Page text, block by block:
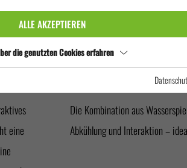
IN TIROL
IN
eine
Die Kombination aus
Abkühlung und Interaktion –
ALLE AKZEPTIEREN
die genutzten Cookies erfahren